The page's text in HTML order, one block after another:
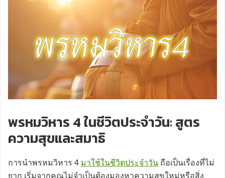
พรหมวิหาร 4 ในชีวิตประจำวัน: สูตร
ความสุขและสมาธิ
การนำพรหมวิหาร 4 มาใช้ในชีวิตประจำวัน ถือเป็นเรื่องที่ไม่
ยาก เริ่มจากคุณไม่จำเป็นต้องมองหาความสุขใหม่หรือสิ่ง